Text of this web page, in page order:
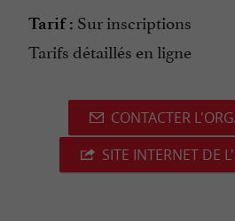
Tarif : Sur inscriptions
Tarifs détaillés en ligne
CONTACTER
SITE INTERNET DE